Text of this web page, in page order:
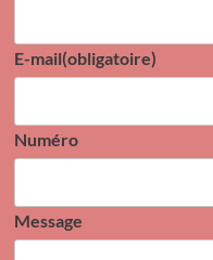
E-mail(obligatoire)
Numéro
Message